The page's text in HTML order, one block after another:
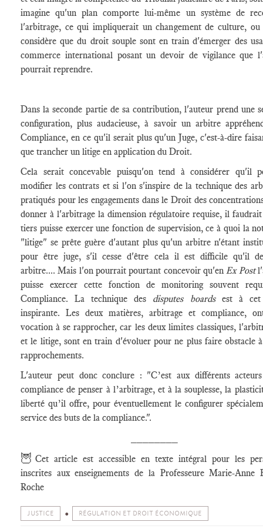
imagine qu'un plan comporte lui-même un système de
l'arbitrage, ce qui impliquerait un changement de culture,
considère que du droit souple sont en train d'émerger des
commerce international posant un devoir de vigilance que
pourrait reprendre.
Dans la seconde partie de sa contribution, l'auteur prend une
configuration, plus audacieuse, à savoir un arbitre
Compliance, en ce qu'il serait plus qu'un Juge, c'est-à-dire
que trancher un litige en application du Droit.
Cela serait concevable puisqu'on tend à considérer qu'il
modifier les contrats et si l'on s'inspire de la technique des
pratiqués pour les engagements dans le Droit des
donner à l'arbitrage la dimension régulatoire requise, il
tiers puisse exercer une fonction de supervision, ce à quoi la
"litige" se prête guère d'autant plus qu'un arbitre n'étant
pour être juge, s'il cesse d'être cela il est difficile qu'il
arbitre.... Mais l'on pourrait pourtant concevoir qu'enEx Post
puisse exercer cette fonction de monitoring souvent
Compliance. La technique des disputes boards est à cet
inspirante. Les deux matières, arbitrage et compliance,
vocation à se rapprocher, car les deux limites classiques,
et le litige, sont en train d'évoluer pour ne plus faire obstacle
rapprochements.
L'auteur peut donc conclure : "C’est aux différents
compliance de penser à l’arbitrage, et à la souplesse, la
liberté qu’il offre, pour éventuellement le configurer
service des buts de la compliance.".
🦉 Cet article est accessible en texte intégral pour les
inscrites aux enseignements de la Professeure Marie-Anne
Roche
JUSTICE RÉGULATION ET DROIT ÉCONOMIQUE